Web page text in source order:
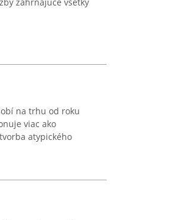
na trhu od roku
viac ako
atypického